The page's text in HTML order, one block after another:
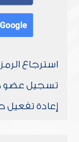
استرجاع
تسجيل عضو
إعادة